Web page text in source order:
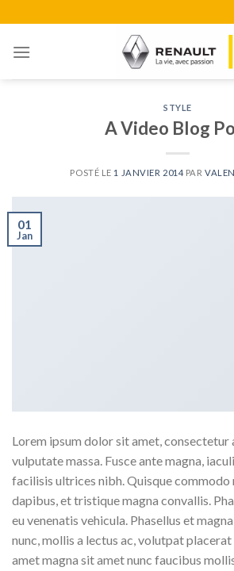
to
content
STYLE
A Video Blog
POSTÉ LE 1 JANVIER 2014 PAR
01
Jan
Lorem ipsum dolor sit amet, consectetur
vulputate massa. Fusce ante magna,
facilisis ultrices nibh. Quisque
dapibus, et tristique magna convallis.
eu venenatis vehicula. Phasellus et
nunc, mollis a lectus ac, volutpat
amet magna sit amet nunc faucibus